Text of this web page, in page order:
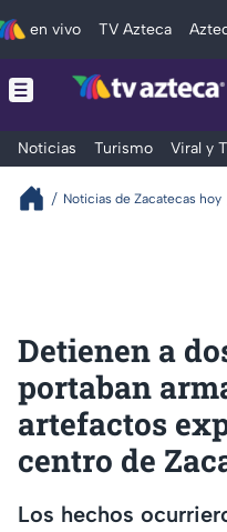
en vivo TV Azteca
Noticias Turismo Viral y
Noticias de Zacatecas hoy
Detienen a
portaban
artefactos
centro de
Los hechos